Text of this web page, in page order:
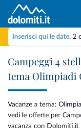
Inserisci qui le date, 2
Campeggi 4
tema Olimpiadi
Vacanze a tema:
vedi le offerte per
vacanza con Dolomiti.it